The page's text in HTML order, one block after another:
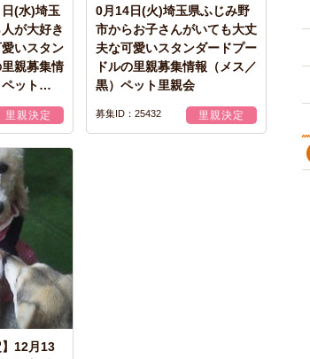
(水)埼玉
が大好き
いスタン
親募集情
ペット…
里親決定
0月14日(火)埼玉県ふじみ野
市からお子さんがいても大丈
夫な可愛いスタンダードプー
ドルの里親募集情報（メス／
黒）ペット里親会
募集ID：25432 里親決定
】12月13